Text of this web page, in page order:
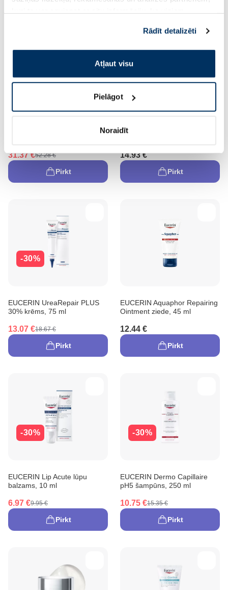
pakalpojumus. Ja piekrītat šo papildu sīkdatņu
izmantošanai, lūdzu, atzīmējiet savu izvēli:
Rādīt detalizēti
Atļaut visu
Pielāgot
Noraidīt
EUCERIN Anti-Pigment
31.37 €52.28 €
Pirkt
EUCERIN DermoPure Clinical
14.93 €
Pirkt
-30%
EUCERIN UreaRepair PLUS
30% krēms, 75 ml
13.07 €18.67 €
Pirkt
EUCERIN Aquaphor Repairing
Ointment ziede, 45 ml
12.44 €
Pirkt
-30%
EUCERIN Lip Acute lūpu
balzams, 10 ml
6.97 €9.95 €
Pirkt
-30%
EUCERIN Dermo Capillaire
pH5 šampūns, 250 ml
10.75 €15.35 €
Pirkt